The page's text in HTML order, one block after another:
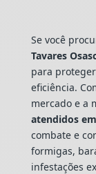
Se você
Tavares
para
eficiência.
mercado e a
atendidos
combate e
formigas,
infestações